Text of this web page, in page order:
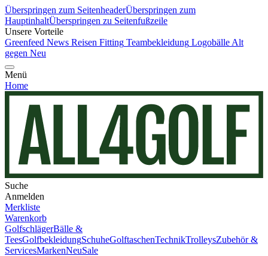
Überspringen zum SeitenheaderÜberspringen zum
HauptinhaltÜberspringen zu Seitenfußzeile
Unsere Vorteile
Greenfeed News Reisen Fitting Teambekleidung Logobälle Alt
gegen Neu
Menü
Home
Suche
Anmelden
Merkliste
Warenkorb
GolfschlägerBälle &
TeesGolfbekleidungSchuheGolftaschenTechnikTrolleysZubehör &
ServicesMarkenNeuSale